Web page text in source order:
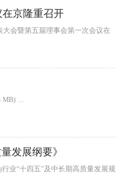
京隆重召开
会暨第五届理事会第一次会议在
附件浏览/下载：商品条码常见问题2017.pdf fcca54c15b916866318592a6d50d965f.pdf (3.28 MB) ...
发展纲要》
业“十四五”及中长期高质量发展规